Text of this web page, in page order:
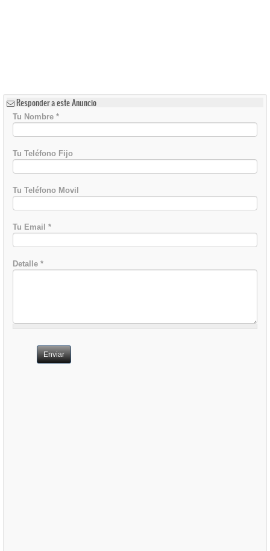
Responder a este Anuncio
Tu Nombre *
Tu Teléfono Fijo
Tu Teléfono Movil
Tu Email *
Detalle *
Enviar